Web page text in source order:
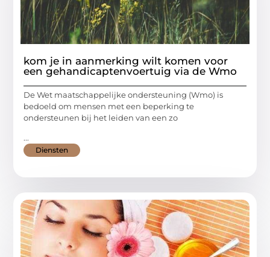
kom je in aanmerking wilt komen voor
een gehandicaptenvoertuig via de Wmo
De Wet maatschappelijke ondersteuning (Wmo) is
bedoeld om mensen met een beperking te
ondersteunen bij het leiden van een zo
...
Diensten